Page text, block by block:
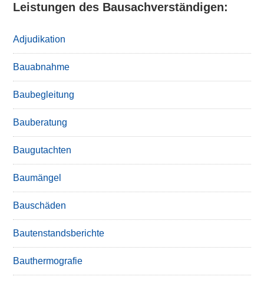
Leistungen des Bausachverständigen:
Adjudikation
Bauabnahme
Baubegleitung
Bauberatung
Baugutachten
Baumängel
Bauschäden
Bautenstandsberichte
Bauthermografie